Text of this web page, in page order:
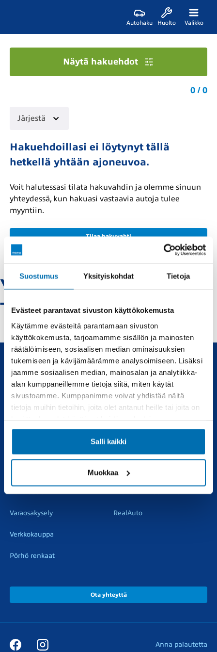
Suostumus Yksityiskohdat Tietoja
Evästeet parantavat sivuston käyttökokemusta
Käytämme evästeitä parantamaan sivuston
käyttökokemusta, tarjoamamme sisällön ja mainosten
räätälöimiseen, sosiaalisen median ominaisuuksien
tukemiseen ja kävijämäärämme analysoimiseen. Lisäksi
jaamme sosiaalisen median, mainosalan ja analytiikka-
alan kumppaneillemme tietoja siitä, miten käytät
sivustoamme. Kumppanimme voivat yhdistää näitä
tietoja muihin tietoihin, joita olet antanut heille tai joita on
Salli kaikki
Muokkaa
Autohaku Huolto Valikko
Volkswagen-iisalmi
- Vaihtoautot
Näytä hakuehdot
0 / 0
Järjestä
Hakuehdoillasi ei löytynyt tällä
hetkellä yhtään ajoneuvoa.
Voit halutessasi tilata hakuvahdin ja olemme sinuun
yhteydessä, kun hakuasi vastaavia autoja tulee
myyntiin.
Tilaa hakuvahti
Uudet ja käytetyt autot, sekä huollot joka tarpeeseen.
Automyynti Huolto
Vauriokorjaus
Varaosakysely
Verkkokauppa
Pörhö renkaat
RealAuto
Ota yhteyttä
Anna palautetta